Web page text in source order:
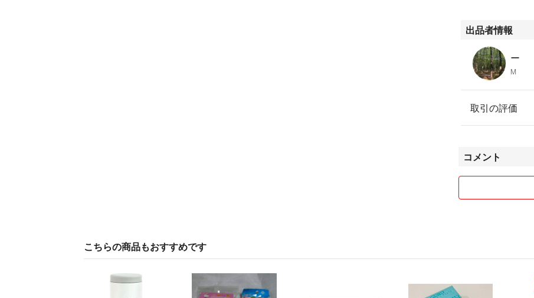
出品者情報
ー
M
取引の評価
コメント
こちらの商品もおすすめです